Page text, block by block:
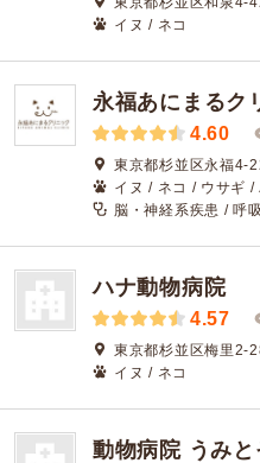
イヌ / ネコ
永福あにまるク
4.60
東京都杉並区永福
イヌ / ネコ / ウサギ
脳・神経系疾患 / 呼
ハナ動物病院
4.57
東京都杉並区梅里2-
イヌ / ネコ
動物病院 うみと